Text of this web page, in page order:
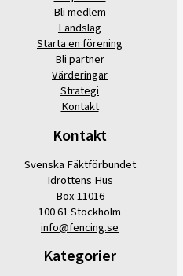
Bli medlem
Landslag
Starta en förening
Bli partner
Värderingar
Strategi
Kontakt
Kontakt
Svenska Fäktförbundet
Idrottens Hus
Box 11016
100 61 Stockholm
info@fencing.se
Kategorier